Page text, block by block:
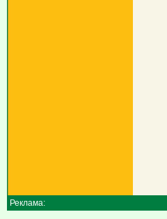
Реклама: